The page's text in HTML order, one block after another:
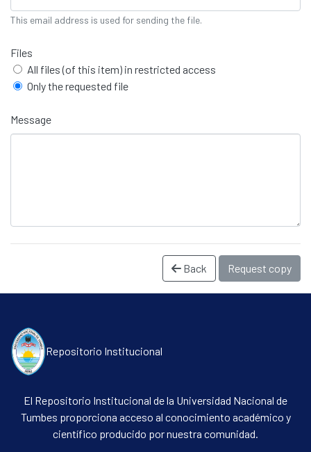
Communities & Collections
All of DSpace
Statistics
Contacto
This email address is used for sending the file.
Files
All files (of this item) in restricted access
Only the requested file
Message
Back Request copy
Repositorio Institucional
El Repositorio Institucional de la Universidad Nacional de
Tumbes proporciona acceso al conocimiento académico y
científico producido por nuestra comunidad.